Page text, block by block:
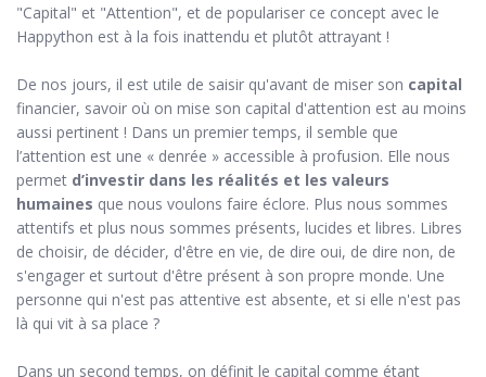
"Capital" et "Attention", et de populariser ce concept avec le
Happython est à la fois inattendu et plutôt attrayant !
De nos jours, il est utile de saisir qu'avant de miser son capital
financier, savoir où on mise son capital d'attention est au moins
aussi pertinent ! Dans un premier temps, il semble que
l’attention est une « denrée » accessible à profusion. Elle nous
permet d’investir dans les réalités et les valeurs
humaines que nous voulons faire éclore. Plus nous sommes
attentifs et plus nous sommes présents, lucides et libres. Libres
de choisir, de décider, d'être en vie, de dire oui, de dire non, de
s'engager et surtout d'être présent à son propre monde. Une
personne qui n'est pas attentive est absente, et si elle n'est pas
là qui vit à sa place ?
Dans un second temps, on définit le capital comme étant